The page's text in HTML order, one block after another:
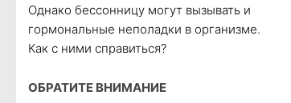
Однако бессонницу могут вызывать и
гормональные неполадки в организме.
Как с ними справиться?
ОБРАТИТЕ ВНИМАНИЕ